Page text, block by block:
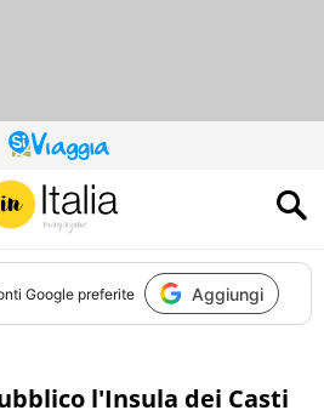
QUESTO
SITO
CONTRIBUISCE
ALL’AUDIENCE
DI
Google preferite Aggiungi
l'Insula dei Casti